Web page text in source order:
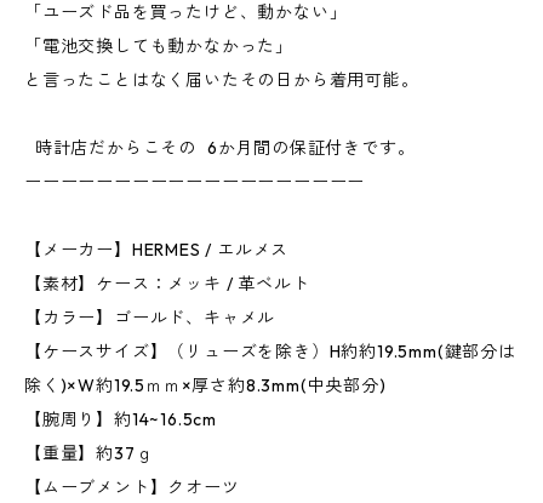
「ユーズド品を買ったけど、動かない」
「電池交換しても動かなかった」
と言ったことはなく届いたその日から着用可能。
時計店だからこその 6か月間の保証付きです。
ーーーーーーーーーーーーーーーーーーー
【メーカー】HERMES / エルメス
【素材】ケース：メッキ / 革ベルト
【カラー】ゴールド、キャメル
【ケースサイズ】（リューズを除き）H約約19.5mm(鍵部分は
除く)×W約19.5ｍｍ×厚さ約8.3mm(中央部分)
【腕周り】約14~16.5cm
【重量】約37ｇ
【ムーブメント】クオーツ